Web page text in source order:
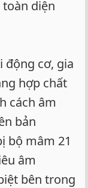
diện
động cơ, gia
hợp chất
cách âm
bản
bộ mâm 21
âm
bên trong